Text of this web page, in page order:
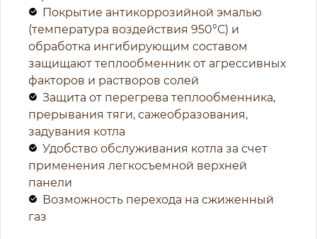
Покрытие антикоррозийной эмалью
(температура воздействия 950°С) и
обработка ингибирующим составом
защищают теплообменник от агрессивных
факторов и растворов солей
Защита от перегрева теплообменника,
прерывания тяги, сажеобразования,
задувания котла
Удобство обслуживания котла за счет
применения легкосъемной верхней
панели
Возможность перехода на сжиженный
газ